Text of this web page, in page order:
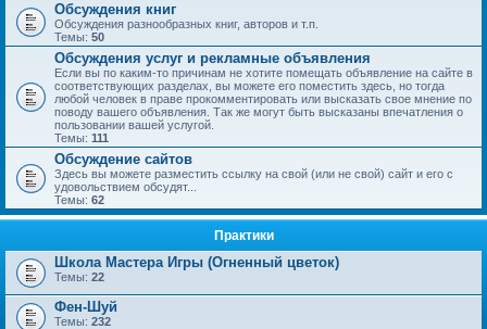
Обсуждения книг
Обсуждения разнообразных книг, авторов и т.п.
Темы: 50
Обсуждения услуг и рекламные объявления
Если вы по каким-то причинам не хотите помещать объявление на сайте в
соответствующих разделах, вы можете его поместить здесь, но тогда
любой человек в праве прокомментировать или высказать свое мнение по
поводу вашего объявления. Так же могут быть высказаны впечатления о
пользовании вашей услугой.
Темы: 111
Обсуждение сайтов
Здесь вы можете разместить ссылку на свой (или не свой) сайт и его с
удовольствием обсудят...
Темы: 62
Практики
Школа Мастера Игры (Огненный цветок)
Темы: 22
Фен-Шуй
Темы: 232